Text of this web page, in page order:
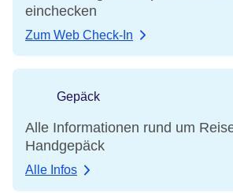
einchecken
Zum Web Check-In
Gepäck
Alle Informationen rund um
Handgepäck
Alle Infos